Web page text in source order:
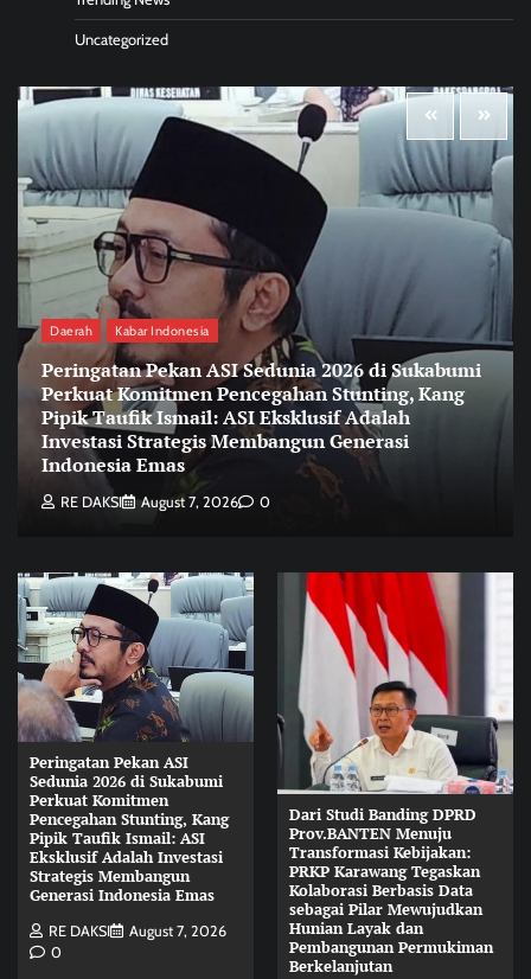
Uncategorized
Daerah Kabar Indonesia
Peringatan Pekan ASI Sedunia 2026 di Sukabumi
Perkuat Komitmen Pencegahan Stunting, Kang
Pipik Taufik Ismail: ASI Eksklusif Adalah
Investasi Strategis Membangun Generasi
Indonesia Emas
RE DAKSI August 7, 2026 0
Peringatan Pekan ASI
Sedunia 2026 di Sukabumi
Perkuat Komitmen
Pencegahan Stunting, Kang
Pipik Taufik Ismail: ASI
Eksklusif Adalah Investasi
Strategis Membangun
Generasi Indonesia Emas
RE DAKSI
August 7, 2026
0
Dari Studi Banding DPRD
Prov.BANTEN Menuju
Transformasi Kebijakan:
PRKP Karawang Tegaskan
Kolaborasi Berbasis Data
sebagai Pilar Mewujudkan
Hunian Layak dan
Pembangunan Permukiman
Berkelanjutan